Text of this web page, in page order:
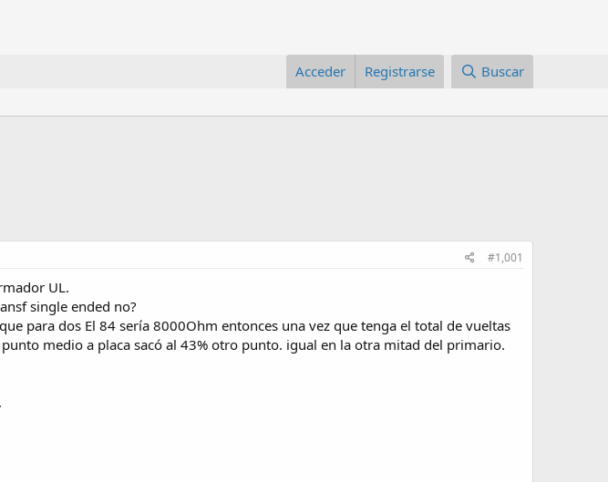
Acceder Registrarse Buscar
#1,001
UL.
single ended no?
para dos El 84 sería 8000Ohm entonces una vez que tenga el total de vueltas
medio a placa sacó al 43% otro punto. igual en la otra mitad del primario.